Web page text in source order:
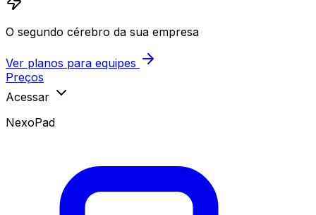
O segundo cérebro da sua empresa
Ver planos para equipes
Preços
Acessar
NexoPad